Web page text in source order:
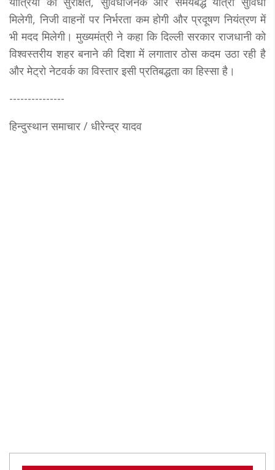
मिलेगी, निजी वाहनों पर निर्भरता कम होगी और प्रदूषण नियंत्रण में
भी मदद मिलेगी। मुख्यमंत्री ने कहा कि दिल्ली सरकार राजधानी को
विश्वस्तरीय शहर बनाने की दिशा में लगातार ठोस कदम उठा रही है
और मेट्रो नेटवर्क का विस्तार इसी प्रतिबद्धता का हिस्सा है।
---------------
हिन्दुस्थान समाचार / धीरेन्द्र यादव